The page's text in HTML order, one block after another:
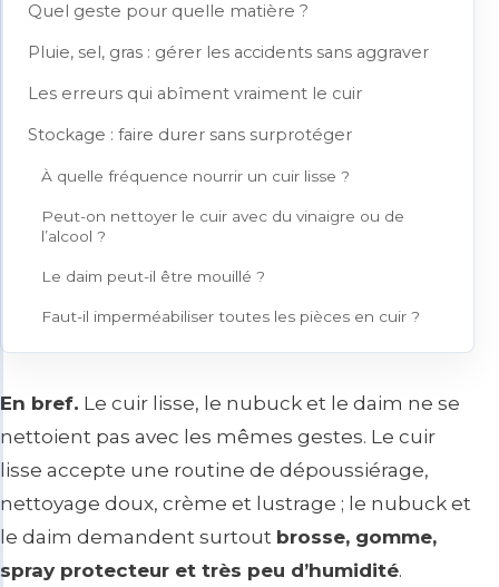
Quel geste pour quelle matière ?
Pluie, sel, gras : gérer les accidents sans aggraver
Les erreurs qui abîment vraiment le cuir
Stockage : faire durer sans surprotéger
À quelle fréquence nourrir un cuir lisse ?
Peut-on nettoyer le cuir avec du vinaigre ou de
l’alcool ?
Le daim peut-il être mouillé ?
Faut-il imperméabiliser toutes les pièces en cuir ?
En bref. Le cuir lisse, le nubuck et le daim ne se
nettoient pas avec les mêmes gestes. Le cuir
lisse accepte une routine de dépoussiérage,
nettoyage doux, crème et lustrage ; le nubuck et
le daim demandent surtout brosse, gomme,
spray protecteur et très peu d’humidité.